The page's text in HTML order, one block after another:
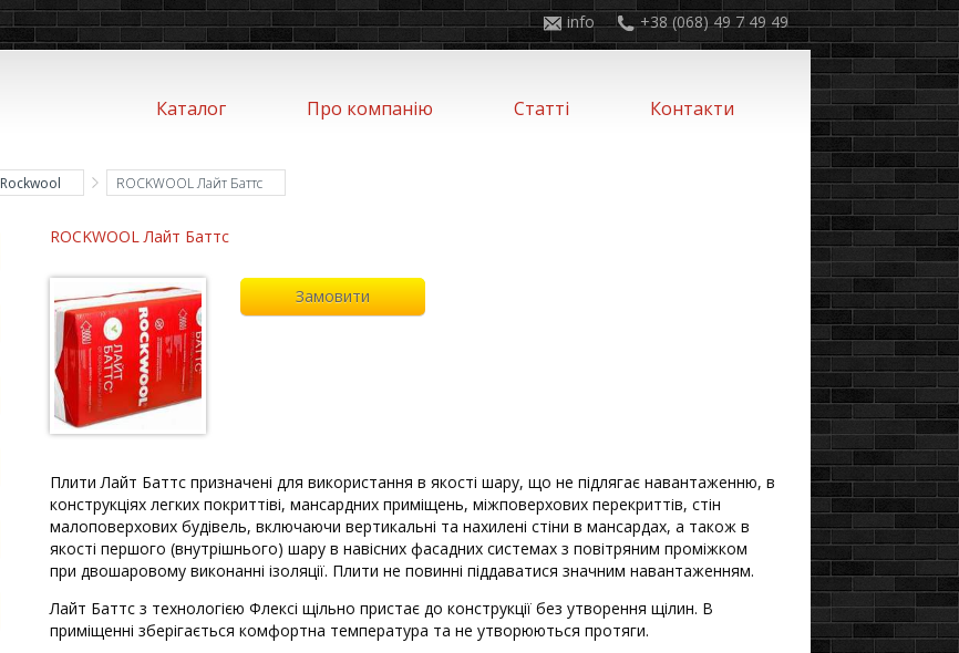
+38 (068) 49 7 49 49
info
Каталог Про компанію Статті Контакти
Rockwool ROCKWOOL Лайт Баттс
ROCKWOOL Лайт Баттс
Замовити
Плити Лайт Баттс призначені для використання в якості шару, що не підлягає навантаженню, в
конструкціях легких покриттіві, мансардних приміщень, міжповерхових перекриттів, стін
малоповерхових будівель, включаючи вертикальні та нахилені стіни в мансардах, а також в
якості першого (внутрішнього) шару в навісних фасадних системах з повітряним проміжком
при двошаровому виконанні ізоляції. Плити не повинні піддаватися значним навантаженням.
Лайт Баттс з технологією Флексі щільно пристає до конструкції без утворення щілин. В
приміщенні зберігається комфортна температура та не утворюються протяги.